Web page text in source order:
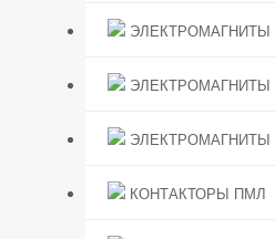
ЭЛЕКТРОМАГНИТЫ
ЭЛЕКТРОМАГНИТЫ
КОНТАКТОРЫ ПМЛ